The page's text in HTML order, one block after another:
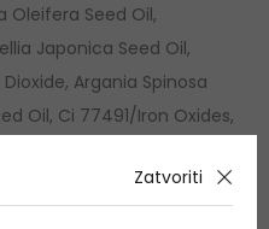
Oleifera Seed Oil,
Japonica Seed Oil,
Argania Spinosa
Oil, Ci 77491/Iron Oxides,
Leaf Extract, Polyglyceryl-
Zatvoriti